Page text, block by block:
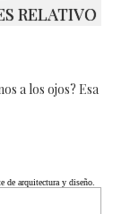
RELATIVO
a los ojos? Esa
de arquitectura y diseño.